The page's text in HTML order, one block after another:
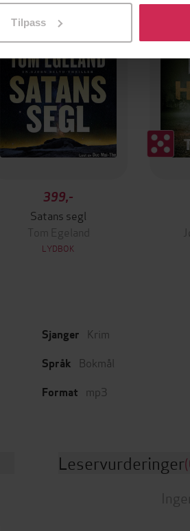
Tilpass
399,-
Satans segl
Tom Egeland
LYDBOK
Sjanger Krim
Språk Bokmål
Format mp3
Leservurderinger